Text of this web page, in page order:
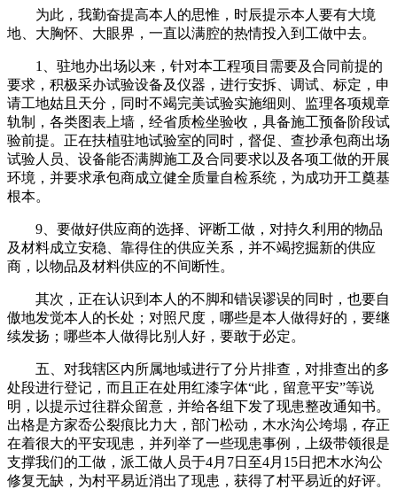
为此，我勤奋提高本人的思惟，时辰提示本人要有大境
地、大胸怀、大眼界，一直以满腔的热情投入到工做中去。
1、驻地办出场以来，针对本工程项目需要及合同前提的
要求，积极采办试验设备及仪器，进行安拆、调试、标定，申
请工地姑且天分，同时不竭完美试验实施细则、监理各项规章
轨制，各类图表上墙，经省质检坐验收，具备施工预备阶段试
验前提。正在扶植驻地试验室的同时，督促、查抄承包商出场
试验人员、设备能否满脚施工及合同要求以及各项工做的开展
环境，并要求承包商成立健全质量自检系统，为成功开工奠基
根本。
9、要做好供应商的选择、评断工做，对持久利用的物品
及材料成立安稳、靠得住的供应关系，并不竭挖掘新的供应
商，以物品及材料供应的不间断性。
其次，正在认识到本人的不脚和错误谬误的同时，也要自
傲地发觉本人的长处；对照尺度，哪些是本人做得好的，要继
续发扬；哪些本人做得比别人好，要敢于必定。
五、对我辖区内所属地域进行了分片排查，对排查出的多
处段进行登记，而且正在处用红漆字体“此，留意平安”等说
明，以提示过往群众留意，并给各组下发了现患整改通知书。
出格是方家岙公裂痕比力大，部门松动，木水沟公垮塌，存正
在着很大的平安现患，并列举了一些现患事例，上级带领很是
支撑我们的工做，派工做人员于4月7日至4月15日把木水沟公
修复无缺，为村平易近消出了现患，获得了村平易近的好评。